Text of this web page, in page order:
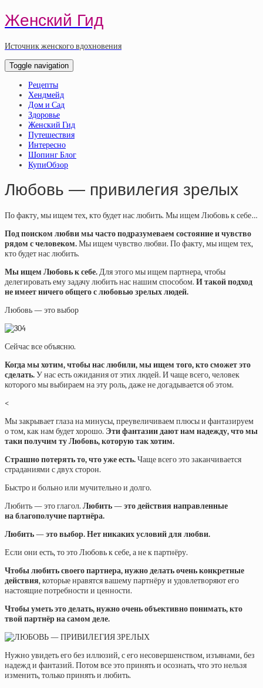
Женский Гид
Источник женского вдохновения
Toggle navigation
Рецепты
Хендмейд
Дом и Сад
Здоровье
Женский Гид
Путешествия
Интересно
Шопинг Блог
КупиОбзор
Любовь — привилегия зрелых
По факту, мы ищем тех, кто будет нас любить. Мы ищем Любовь к себе…
Под поиском любви мы часто подразумеваем состояние и чувство
рядом с человеком.Мы ищем чувство любви. По факту, мы ищем тех,
кто будет нас любить.
Мы ищем Любовь к себе.Для этого мы ищем партнера, чтобы
делегировать ему задачу любить нас нашим способом. И такой подход
не имеет ничего общего с любовью зрелых людей.
Любовь — это выбор
Сейчас все объясню.
Когда мы хотим, чтобы нас любили, мы ищем того, кто сможет это
сделать.У нас есть ожидания от этих людей. И чаще всего, человек
которого мы выбираем на эту роль, даже не догадывается об этом.
<
Мы закрывает глаза на минусы, преувеличиваем плюсы и фантазируем
о том, как нам будет хорошо. Эти фантазии дают нам надежду, что мы
таки получим ту Любовь, которую так хотим.
Страшно потерять то, что уже есть.Чаще всего это заканчивается
страданиями с двух сторон.
Быстро и больно или мучительно и долго.
Любить — это глагол. Любить — это действия направленные
на благополучие партнёра.
Любить — это выбор. Нет никаких условий для любви.
Если они есть, то это Любовь к себе, а не к партнёру.
Чтобы любить своего партнера, нужно делать очень конкретные
действия, которые нравятся вашему партнёру и удовлетворяют его
настоящие потребности и ценности.
Чтобы уметь это делать, нужно очень объективно понимать, кто
твой партнёр на самом деле.
Нужно увидеть его без иллюзий, с его несовершенством, изъянами, без
надежд и фантазий. Потом все это принять и осознать, что это нельзя
изменить, только принять и любить.